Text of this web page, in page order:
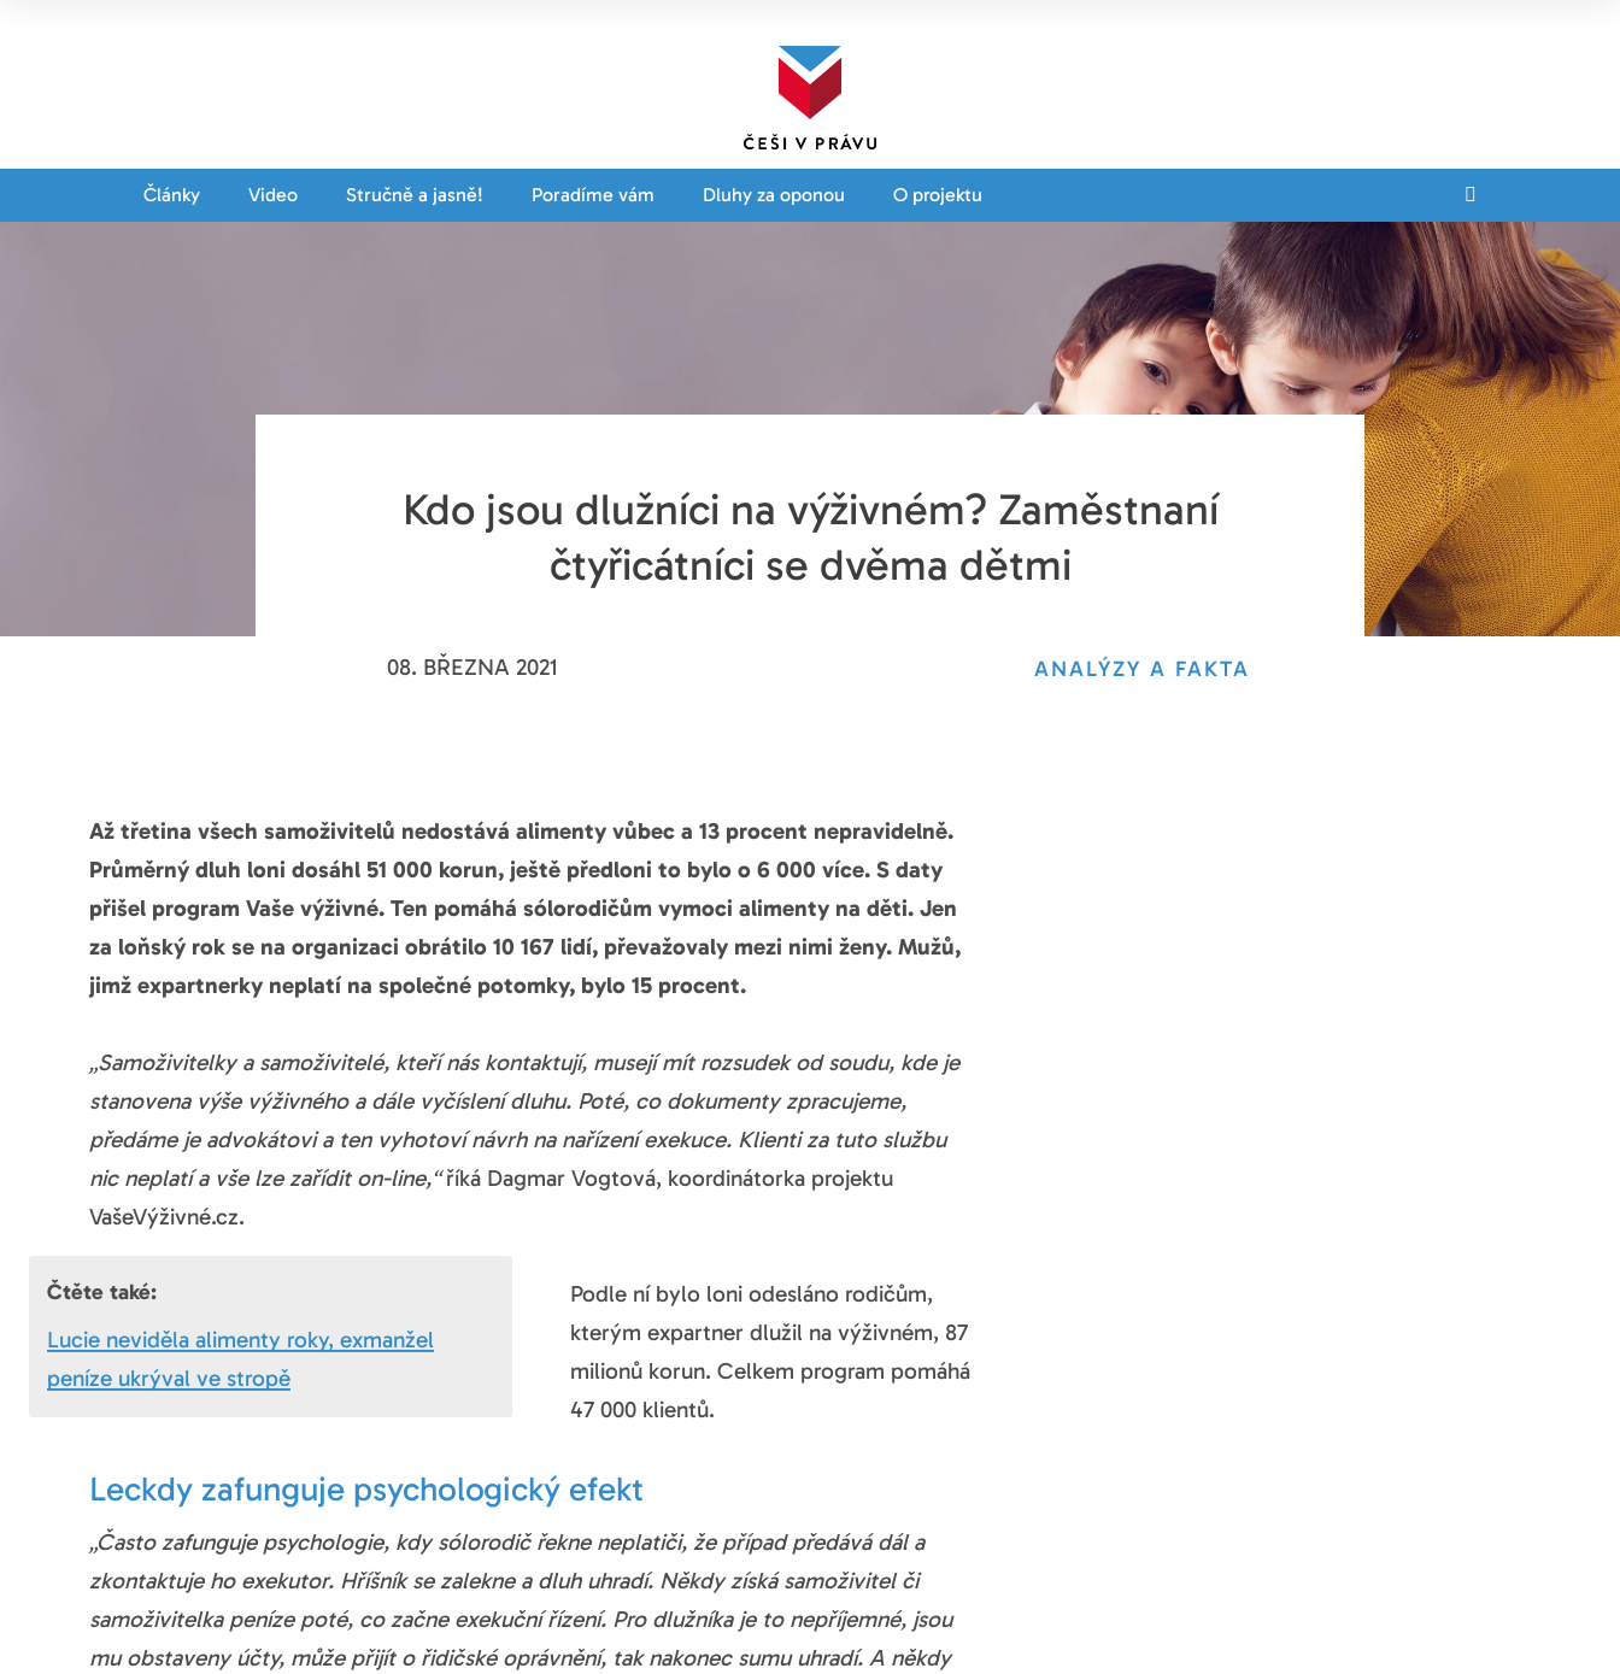
Články Video Stručně a jasně! Poradíme vám Dluhy za oponou O projektu
Kdo jsou dlužníci na výživném? Zaměstnaní
čtyřicátníci se dvěma dětmi
08. BŘEZNA 2021 ANALÝZY A FAKTA
Až třetina všech samoživitelů nedostává alimenty vůbec a 13 procent nepravidelně.
Průměrný dluh loni dosáhl 51 000 korun, ještě předloni to bylo o 6 000 více. S daty
přišel program Vaše výživné. Ten pomáhá sólorodičům vymoci alimenty na děti. Jen
za loňský rok se na organizaci obrátilo 10 167 lidí, převažovaly mezi nimi ženy. Mužů,
jimž expartnerky neplatí na společné potomky, bylo 15 procent.
„Samoživitelky a samoživitelé, kteří nás kontaktují, musejí mít rozsudek od soudu, kde je
stanovena výše výživného a dále vyčíslení dluhu. Poté, co dokumenty zpracujeme,
předáme je advokátovi a ten vyhotoví návrh na nařízení exekuce. Klienti za tuto službu
nic neplatí a vše lze zařídit on-line,“říká Dagmar Vogtová, koordinátorka projektu
VašeVýživné.cz.
Čtěte také:
Lucie neviděla alimenty roky, exmanžel
peníze ukrýval ve stropě
Podle ní bylo loni odesláno rodičům,
kterým expartner dlužil na výživném, 87
milionů korun. Celkem program pomáhá
47 000 klientů.
Leckdy zafunguje psychologický efekt
„Často zafunguje psychologie, kdy sólorodič řekne neplatiči, že případ předává dál a
zkontaktuje ho exekutor. Hříšník se zalekne a dluh uhradí. Někdy získá samoživitel či
samoživitelka peníze poté, co začne exekuční řízení. Pro dlužníka je to nepříjemné, jsou
mu obstaveny účty, může přijít o řidičské oprávnění, tak nakonec sumu uhradí. A někdy